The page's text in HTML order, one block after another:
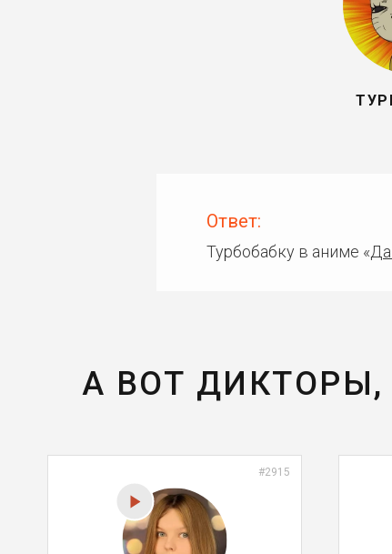
Ответ:
Турбобабку в аниме «
А ВОТ
#2915